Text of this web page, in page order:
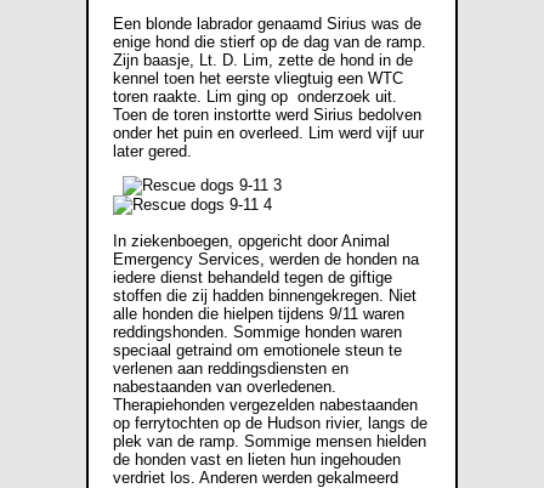
Een blonde labrador genaamd Sirius was de
enige hond die stierf op de dag van de ramp.
Zijn baasje, Lt. D. Lim, zette de hond in de
kennel toen het eerste vliegtuig een WTC
toren raakte. Lim ging op onderzoek uit.
Toen de toren instortte werd Sirius bedolven
onder het puin en overleed. Lim werd vijf uur
later gered.
In ziekenboegen, opgericht door Animal
Emergency Services, werden de honden na
iedere dienst behandeld tegen de giftige
stoffen die zij hadden binnengekregen. Niet
alle honden die hielpen tijdens 9/11 waren
reddingshonden. Sommige honden waren
speciaal getraind om emotionele steun te
verlenen aan reddingsdiensten en
nabestaanden van overledenen.
Therapiehonden vergezelden nabestaanden
op ferrytochten op de Hudson rivier, langs de
plek van de ramp. Sommige mensen hielden
de honden vast en lieten hun ingehouden
verdriet los. Anderen werden gekalmeerd